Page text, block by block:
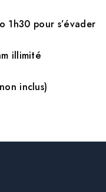
1h30 pour s’évader
illimité
inclus)